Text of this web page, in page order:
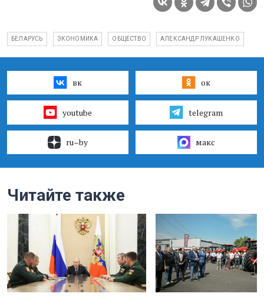
БЕЛАРУСЬ ЭКОНОМИКА ОБЩЕСТВО АЛЕКСАНДР ЛУКАШЕНКО
вк ок
youtube telegram
ru–by макс
Читайте также